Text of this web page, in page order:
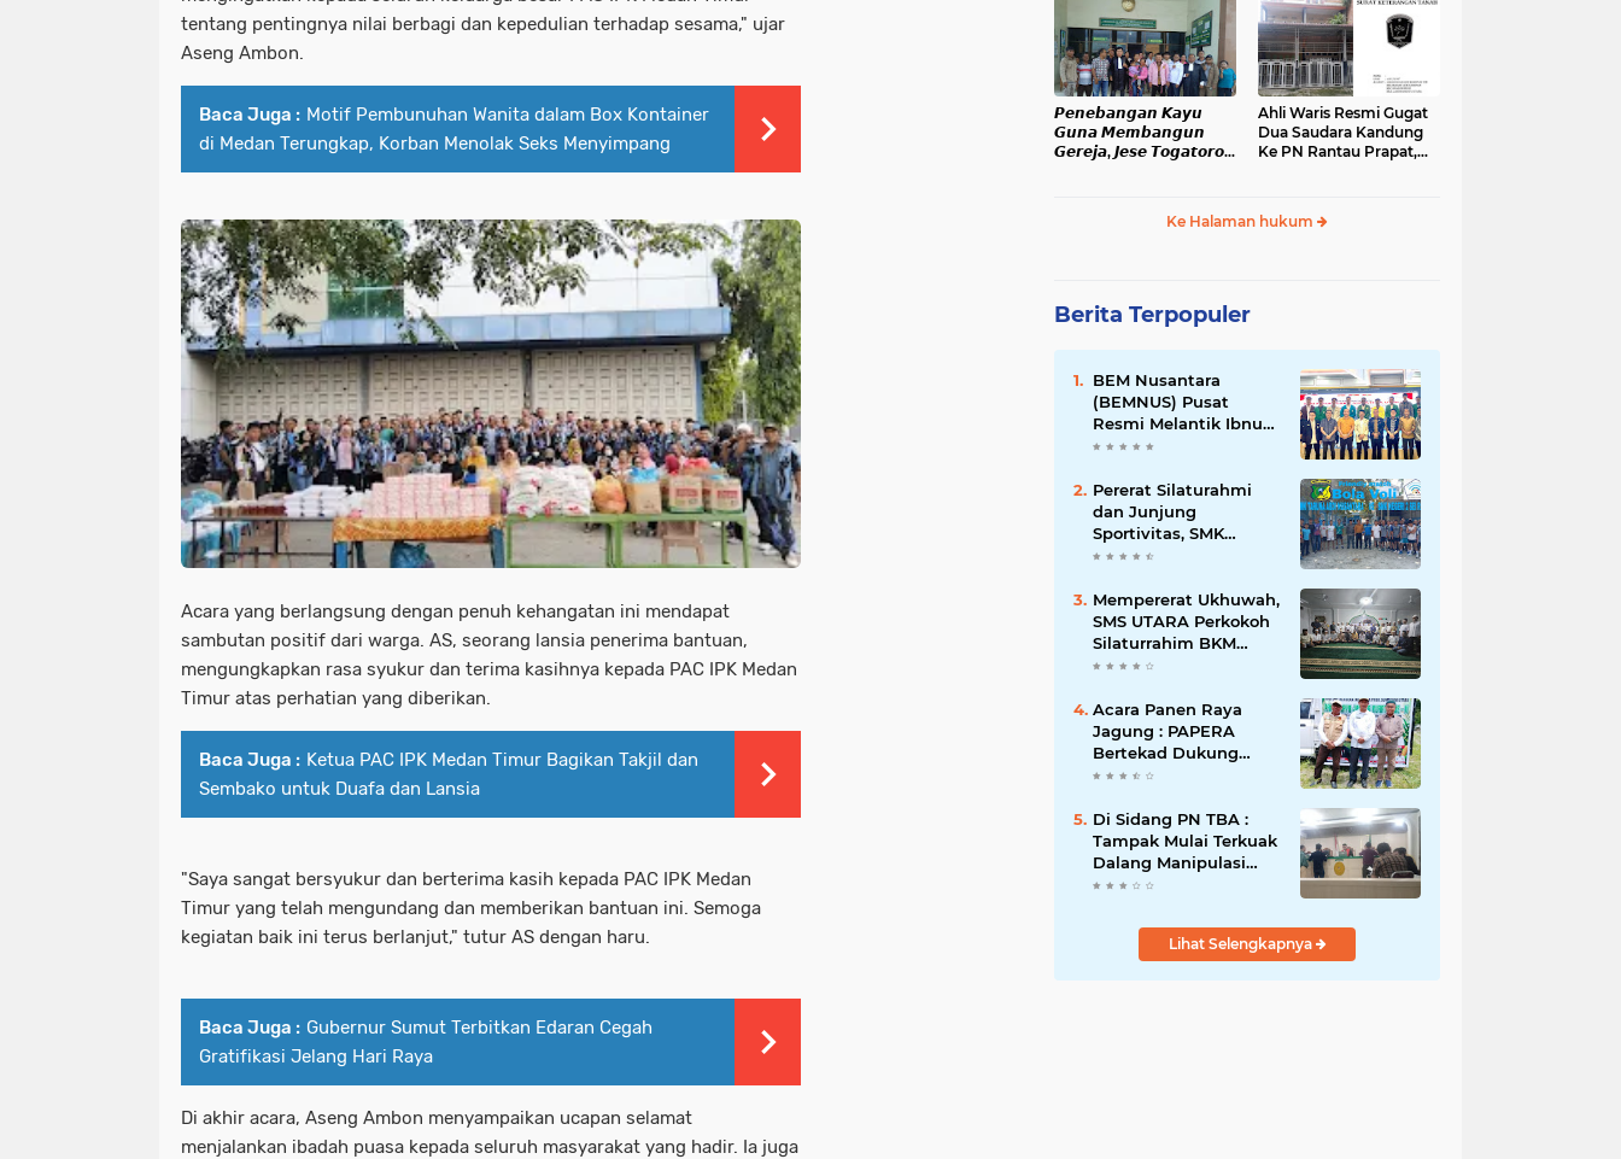
tentang pentingnya nilai berbagi dan kepedulian terhadap sesama," ujar
Aseng Ambon.
Baca Juga : Motif Pembunuhan Wanita dalam Box Kontainer
di Medan Terungkap, Korban Menolak Seks Menyimpang
Acara yang berlangsung dengan penuh kehangatan ini mendapat
sambutan positif dari warga. AS, seorang lansia penerima bantuan,
mengungkapkan rasa syukur dan terima kasihnya kepada PAC IPK Medan
Timur atas perhatian yang diberikan.
Baca Juga : Ketua PAC IPK Medan Timur Bagikan Takjil dan
Sembako untuk Duafa dan Lansia
"Saya sangat bersyukur dan berterima kasih kepada PAC IPK Medan
Timur yang telah mengundang dan memberikan bantuan ini. Semoga
kegiatan baik ini terus berlanjut," tutur AS dengan haru.
Baca Juga : Gubernur Sumut Terbitkan Edaran Cegah
Gratifikasi Jelang Hari Raya
Di akhir acara, Aseng Ambon menyampaikan ucapan selamat
menjalankan ibadah puasa kepada seluruh masyarakat yang hadir. Ia juga
Objek Sengketa di Aek
Kanopan
𝙋𝙚𝙣𝙚𝙗𝙖𝙣𝙜𝙖𝙣 𝙆𝙖𝙮𝙪
𝙂𝙪𝙣𝙖 𝙈𝙚𝙢𝙗𝙖𝙣𝙜𝙪𝙣
𝙂𝙚𝙧𝙚𝙟𝙖, 𝙅𝙚𝙨𝙚 𝙏𝙤𝙜𝙖𝙩𝙤𝙧𝙤𝙥
Ahli Waris Resmi Gugat
Dua Saudara Kandung
Ke PN Rantau Prapat,
Ke Halaman hukum
Berita Terpopuler
BEM Nusantara
(BEMNUS) Pusat
Resmi Melantik Ibnu
Al Kautsar Harahap
(Korbid) BEMNUS
Periode 2024/2025
Pererat Silaturahmi
dan Junjung
Sportivitas, SMK
Taruna Abdi
Persahabatan Bola Voli
Putra
Mempererat Ukhuwah,
SMS UTARA Perkokoh
Silaturrahim BKM
Sekecamatan
Utara di Masjid Al-
Ikhlas Kayuombun
Acara Panen Raya
Jagung : PAPERA
Bertekad Dukung
Program Nasional
Kota Kerang
Tanjungbalai
Di Sidang PN TBA :
Tampak Mulai Terkuak
Dalang Manipulasi
Sengketa Lahan Di
Lihat Selengkapnya